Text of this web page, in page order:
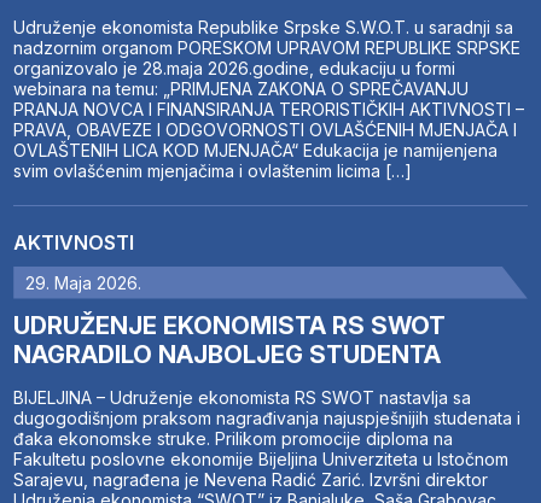
Udruženje ekonomista Republike Srpske S.W.O.T. u saradnji sa
nadzornim organom PORESKOM UPRAVOM REPUBLIKE SRPSKE
organizovalo je 28.maja 2026.godine, edukaciju u formi
webinara na temu: „PRIMJENA ZAKONA O SPREČAVANJU
PRANJA NOVCA I FINANSIRANJA TERORISTIČKIH AKTIVNOSTI –
PRAVA, OBAVEZE I ODGOVORNOSTI OVLAŠĆENIH MJENJAČA I
OVLAŠTENIH LICA KOD MJENJAČA“ Edukacija je namijenjena
svim ovlašćenim mjenjačima i ovlaštenim licima […]
AKTIVNOSTI
29. Maja 2026.
UDRUŽENJE EKONOMISTA RS SWOT
NAGRADILO NAJBOLJEG STUDENTA
BIJELJINA – Udruženje ekonomista RS SWOT nastavlja sa
dugogodišnjom praksom nagrađivanja najuspješnijih studenata i
đaka ekonomske struke. Prilikom promocije diploma na
Fakultetu poslovne ekonomije Bijeljina Univerziteta u Istočnom
Sarajevu, nagrađena je Nevena Radić Zarić. Izvršni direktor